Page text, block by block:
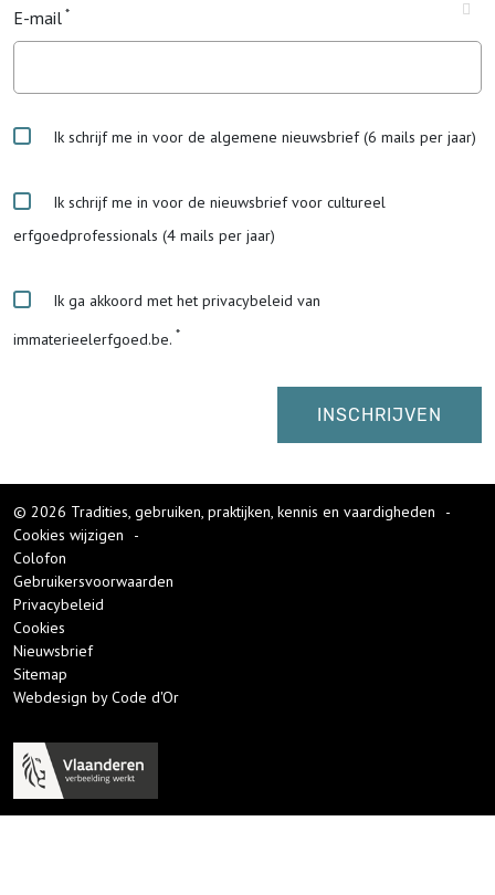
E-mail
Ik schrijf me in voor de algemene nieuwsbrief (6 mails per jaar)
Ik schrijf me in voor de nieuwsbrief voor cultureel
erfgoedprofessionals (4 mails per jaar)
Ik ga akkoord met het privacybeleid van
immaterieelerfgoed.be.
© 2026 Tradities, gebruiken, praktijken, kennis en vaardigheden
-
Cookies wijzigen
-
Colofon
Gebruikersvoorwaarden
Privacybeleid
Cookies
Nieuwsbrief
Sitemap
Webdesign by Code d'Or